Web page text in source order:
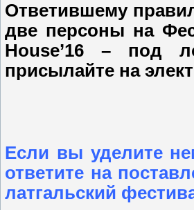
Ответившему
две персоны на
House’16 – под
присылайте на
Если вы уделите
ответите на
латгальский